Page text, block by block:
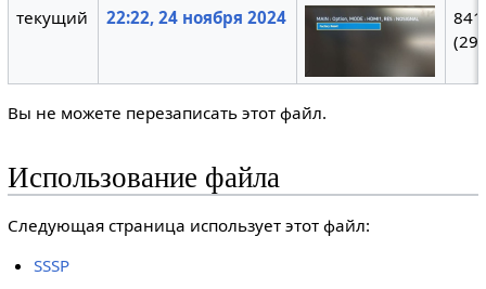
текущий
22:22, 24 ноября 2024
Вы не можете перезаписать этот файл.
Использование файла
Следующая страница использует этот файл:
SSSP